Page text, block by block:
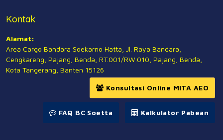
Kontak
Alamat:
Area Cargo Bandara Soekarno Hatta, Jl. Raya Bandara,
Cengkareng, Pajang, Benda, RT.001/RW.010, Pajang, Benda,
Kota Tangerang, Banten 15126
Konsultasi Online MITA AEO
FAQ BC Soetta Kalkulator Pabean